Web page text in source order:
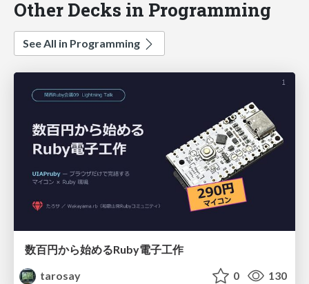
Other Decks in Programming
See All in Programming
数百円から始めるRuby電子工作
tarosay
0 130